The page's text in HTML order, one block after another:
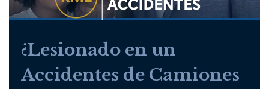
¿Lesionado en un
Accidentes de Camiones